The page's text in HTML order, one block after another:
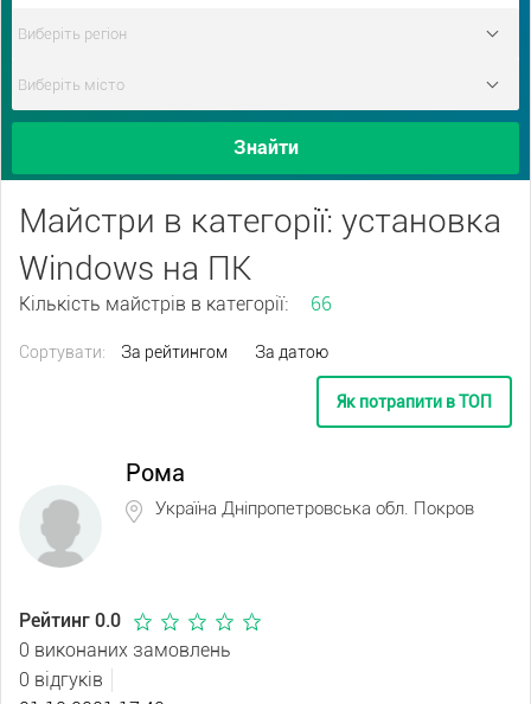
Знайти
Майстри в категорії: установка
Windows на ПК
Кількість майстрів в категорії: 66
Сортувати: За рейтингом За датою
Як потрапити в ТОП
Рома
Україна Дніпропетровська обл. Покров
Рейтинг 0.0
0 виконаних замовлень
0 відгуків